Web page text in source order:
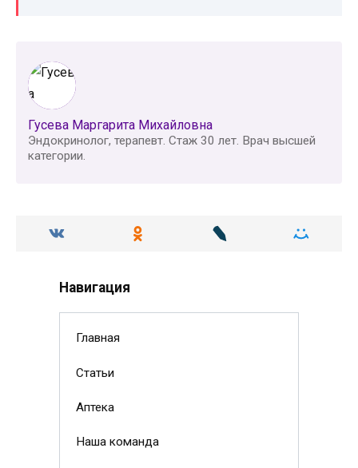
Гусева Маргарита Михайловна
Эндокринолог, терапевт. Стаж 30 лет. Врач высшей
категории.
Навигация
Главная
Статьи
Аптека
Наша команда